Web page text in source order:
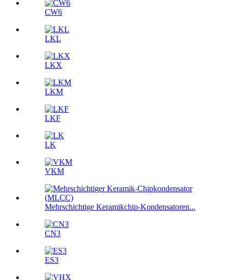
CW6
LKL
LKX
LKM
LKF
LK
VKM
Mehrschichtige Keramikchip-Kondensatoren...
CN3
ES3